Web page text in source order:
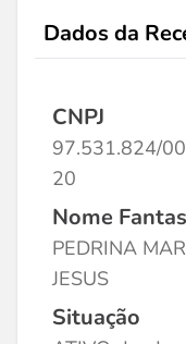
Dados da
CNPJ
97.531.824/
20
Nome
PEDRINA
JESUS
Situação